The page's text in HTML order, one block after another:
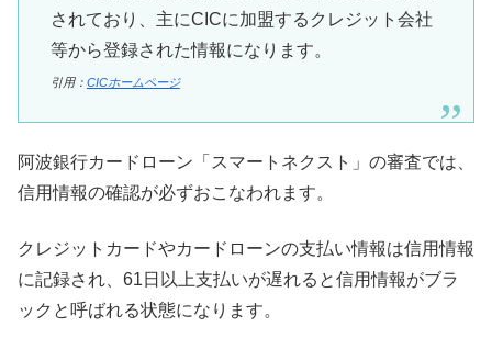
されており、主にCICに加盟するクレジット会社
等から登録された情報になります。
引用： CICホームページ
阿波銀行カードローン「スマートネクスト」の審査では、
信用情報の確認が必ずおこなわれます。
クレジットカードやカードローンの支払い情報は信用情報
に記録され、61日以上支払いが遅れると信用情報がブラ
ックと呼ばれる状態になります。